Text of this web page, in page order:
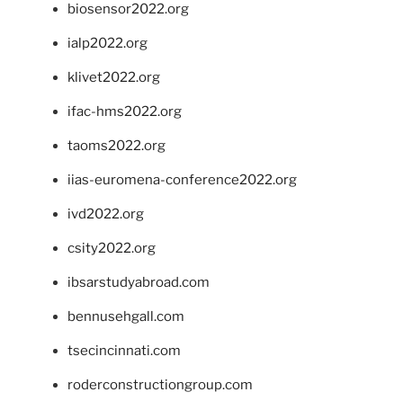
biosensor2022.org
ialp2022.org
klivet2022.org
ifac-hms2022.org
taoms2022.org
iias-euromena-conference2022.org
ivd2022.org
csity2022.org
ibsarstudyabroad.com
bennusehgall.com
tsecincinnati.com
roderconstructiongroup.com